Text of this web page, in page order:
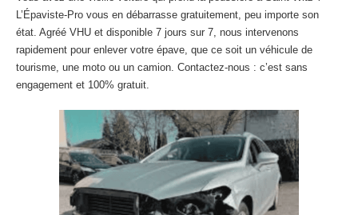
10– Aube
02– Aisne
Tous les secteurs
CENTRE VHU AGRÉE
Centreagréé VHU Paris 75 : casse auto avec destruction
Centreagréé VHU 77 : casse auto avec destruction
L’Épaviste-Pro vous en débarrasse gratuitement, peu importe son
état. Agréé VHU et disponible 7 jours sur 7, nous intervenons
rapidement pour enlever votre épave, que ce soit un véhicule de
tourisme, une moto ou un camion. Contactez-nous : c’est sans
engagement et 100% gratuit.